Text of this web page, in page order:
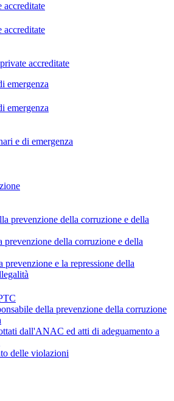
accreditate
accreditate
accreditate
emergenza
emergenza
e di emergenza
prevenzione della corruzione e della
prevenzione della corruzione e della
prevenzione e la repressione della
della prevenzione della corruzione
dall'ANAC ed atti di adeguamento a
delle violazioni